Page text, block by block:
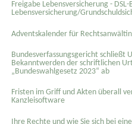
Freigabe Lebensversicherung -
Lebensversicherung/
Adventskalender für
Bundesverfassungsgericht schließt
Bekanntwerden der schriftlichen
„Bundeswahlgesetz 2023“ ab
Fristen im Griff und Akten überall
Kanzleisoftware
Ihre Rechte und wie Sie sich bei